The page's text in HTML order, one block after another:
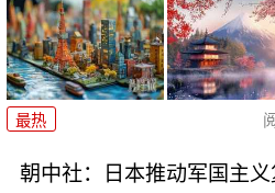
最热
朝中社：日本推动军国主义